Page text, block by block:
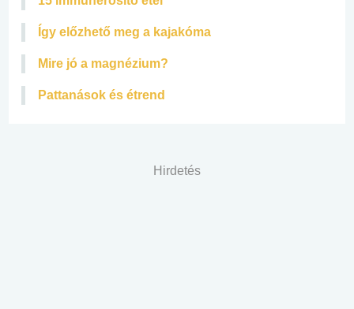
Így előzhető meg a kajakóma
Mire jó a magnézium?
Pattanások és étrend
Hirdetés